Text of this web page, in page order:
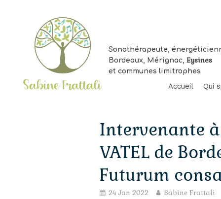
Sonothérapeute,
Bordeaux, Mérignac, Eysines
et communes limitrophes
Accueil Qui
Intervenante
VATEL de
Futurum
24 Jan 2022 Sabine Frattali